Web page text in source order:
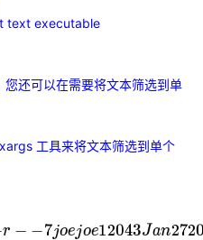
text executable
还可以在需要将文本筛选到单
工具来将文本筛选到单个
J an2720:36DecemberReport.